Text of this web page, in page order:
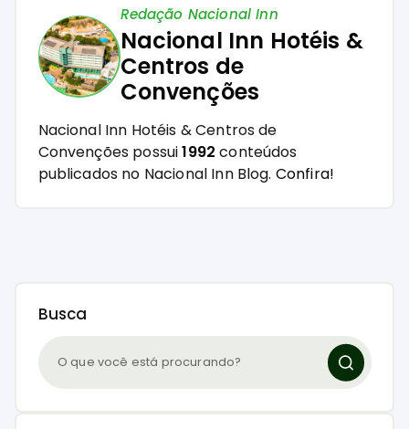
Redação Nacional Inn
Nacional Inn Hotéis &
Centros de
Convenções
Nacional Inn Hotéis & Centros de
Convenções possui1992 conteúdos
publicados no Nacional Inn Blog. Confira!
Busca